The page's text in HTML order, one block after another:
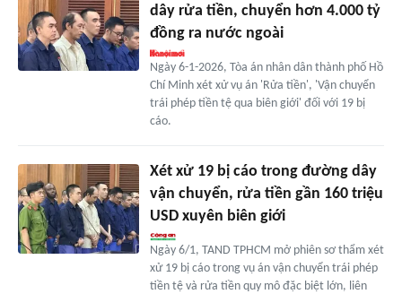
dây rửa tiền, chuyển hơn 4.000 tỷ
đồng ra nước ngoài
Ngày 6-1-2026, Tòa án nhân dân thành phố Hồ
Chí Minh xét xử vụ án 'Rửa tiền', 'Vận chuyển
trái phép tiền tệ qua biên giới' đối với 19 bị
cáo.
Xét xử 19 bị cáo trong đường dây
vận chuyển, rửa tiền gần 160 triệu
USD xuyên biên giới
Ngày 6/1, TAND TPHCM mở phiên sơ thẩm xét
xử 19 bị cáo trong vụ án vận chuyển trái phép
tiền tệ và rửa tiền quy mô đặc biệt lớn, liên